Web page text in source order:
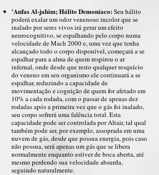
'Anfas Al-jahim; Hálito Demoníaco: Seu hálito
poderá exalar um odor venenoso incolor que se
inalado por seres vivos irá gerar um efeito
neurocognitivo, se espalhando pelo corpo numa
velocidade de Mach 2000 e, uma vez que tenha
alcançado todo o corpo disponível, começará a se
espalhar para a alma de quem respirou o ar
infernal, onde desde que resto qualquer resquício
do veneno em seu organismo ele continuará a se
espalhar, reduzindo a capacidade de
movimentação e cognição de quem for afetado em
10% a cada rodada, com o passar de apenas dez
rodadas após a primeira vez que o gás foi inalado,
seu corpo sofrerá uma falência total. Esta
capacidade pode ser controlada por Altair, tal qual
também pode ser, por exemplo, assoprada em uma
nuvem de gás, desde que possua energia, pois caso
não possua, será apenas um gás que se libera
normalmente enquanto estiver de boca aberta, até
mesmo perdendo sua velocidade absurda,
seguindo naturalmente.